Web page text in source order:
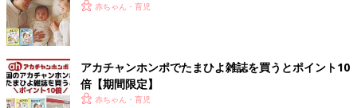
赤ちゃん・育児
アカチャンホンポでたまひよ雑誌を買うとポイント10
倍【期間限定】
赤ちゃん・育児